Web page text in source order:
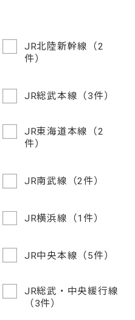
JR北陸新幹線（2
件）
JR総武本線（3件）
JR東海道本線（2
件）
JR南武線（2件）
JR横浜線（1件）
JR中央本線（5件）
JR総武・中央緩行線
（3件）